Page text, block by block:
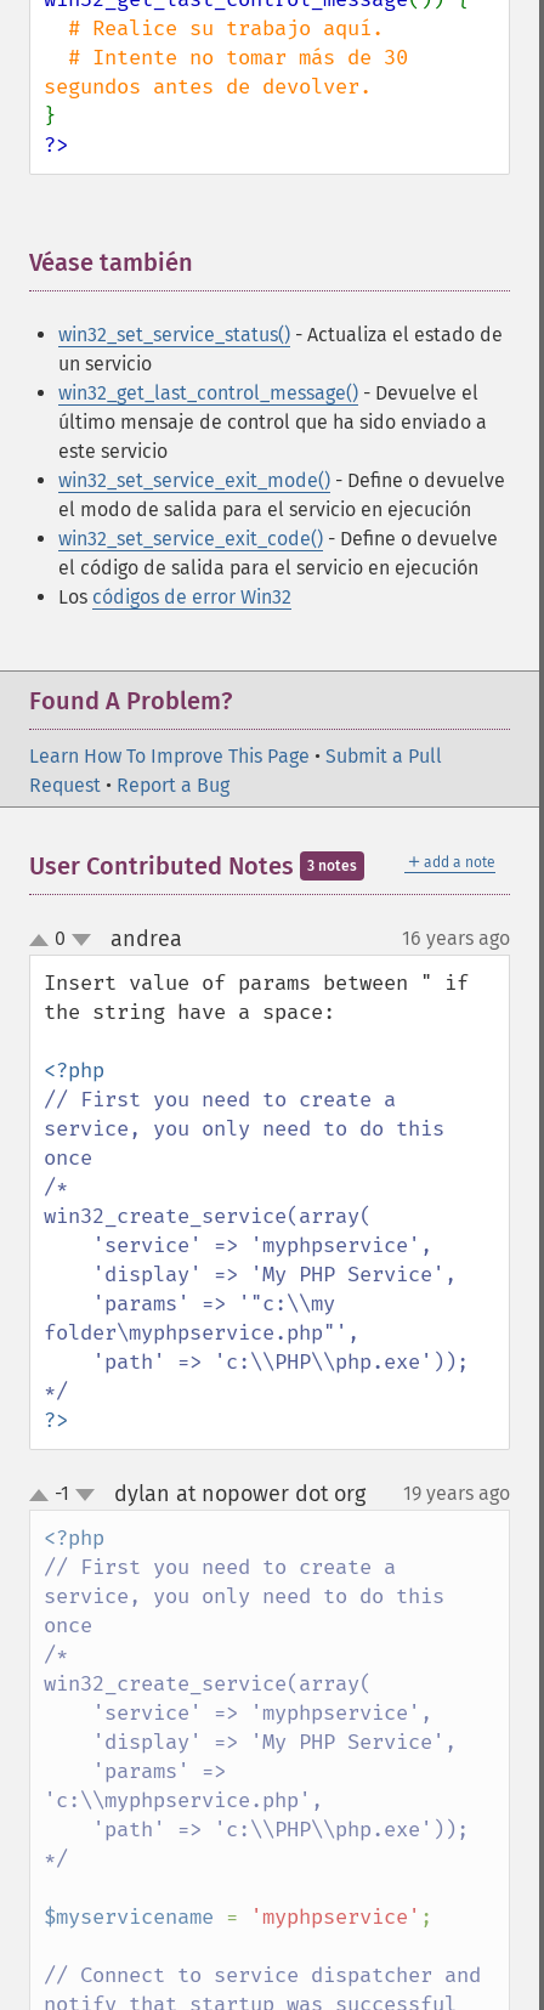
# Realice su trabajo aquí.
?>
Véase también
win32_set_service_status() - Actualiza el estado de
un servicio
win32_get_last_control_message() - Devuelve el
último mensaje de control que ha sido enviado a
este servicio
win32_set_service_exit_mode() - Define o devuelve
el modo de salida para el servicio en ejecución
win32_set_service_exit_code() - Define o devuelve
el código de salida para el servicio en ejecución
Los códigos de error Win32
Found A Problem?
Learn How To Improve This Page • Submit a Pull
Request • Report a Bug
＋ add a note
User Contributed Notes 3 notes
up
down
0 andrea 16 years ago
Insert value of params between " if
the string have a space:
// First you need to create a
service, you only need to do this
once
/*
win32_create_service(array(
folder\myphpservice.php"',
?>
up
down
-1 dylan at nopower dot org¶ 19 years ago
// First you need to create a
service, you only need to do this
once
/*
win32_create_service(array(
'c:\\myphpservice.php',
*/
$myservicename = 'myphpservice' ;
// Connect to service dispatcher and